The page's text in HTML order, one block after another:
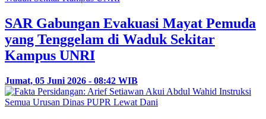
SAR Gabungan Evakuasi Mayat Pemuda
yang Tenggelam di Waduk Sekitar
Kampus UNRI
Jumat, 05 Juni 2026 - 08:42 WIB